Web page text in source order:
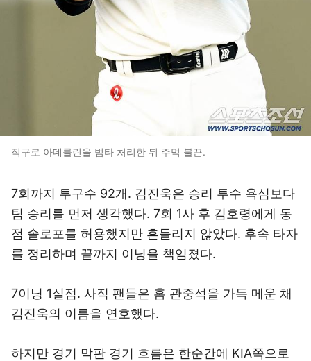
직구로 아데를린을 범타 처리한 뒤 주먹 불끈.
7회까지 투구수 92개. 김진욱은 승리 투수 욕심보다
팀 승리를 먼저 생각했다. 7회 1사 후 김호령에게 동
점 솔로포를 허용했지만 흔들리지 않았다. 후속 타자
를 정리하며 끝까지 이닝을 책임졌다.
7이닝 1실점. 사직 팬들은 홈 관중석을 가득 메운 채
김진욱의 이름을 연호했다.
하지만 경기 막판 경기 흐름은 한순간에 KIA쪽으로